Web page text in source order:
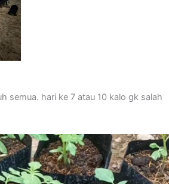
semua. hari ke 7 atau 10 kalo gk salah